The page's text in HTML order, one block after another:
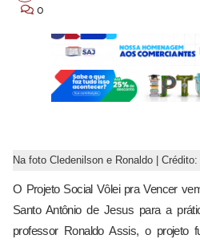
0
Na foto Cledenilson e Ronaldo |
O Projeto Social Vôlei pra Vencer
Santo Antônio de Jesus para a
professor Ronaldo Assis, o projeto